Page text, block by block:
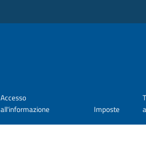
Accesso
all'informazione
Imposte